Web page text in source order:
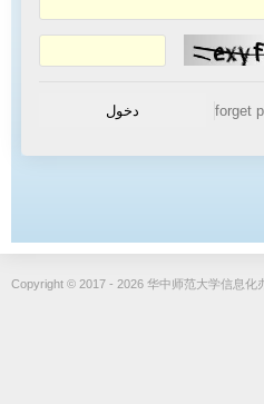
Copyright © 2017 - 2026 华中师范大学信息化